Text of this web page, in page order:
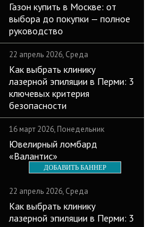
Газон купить в Москве: от
выбора до покупки — полное
руководство
22 апрель 2026, Среда
Как выбрать клинику
лазерной эпиляции в Перми: 3
ключевых критерия
безопасности
16 март 2026, Понедельник
Ювелирный ломбард
«Валантис»
ДОБАВИТЬ БАННЕР
22 апрель 2026, Среда
Как выбрать клинику
лазерной эпиляции в Перми: 3